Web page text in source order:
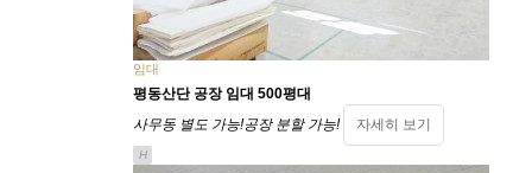
임대
평동산단 공장 임대 500평대
사무동 별도 가능!공장 분할 가능!
자세히 보기
H